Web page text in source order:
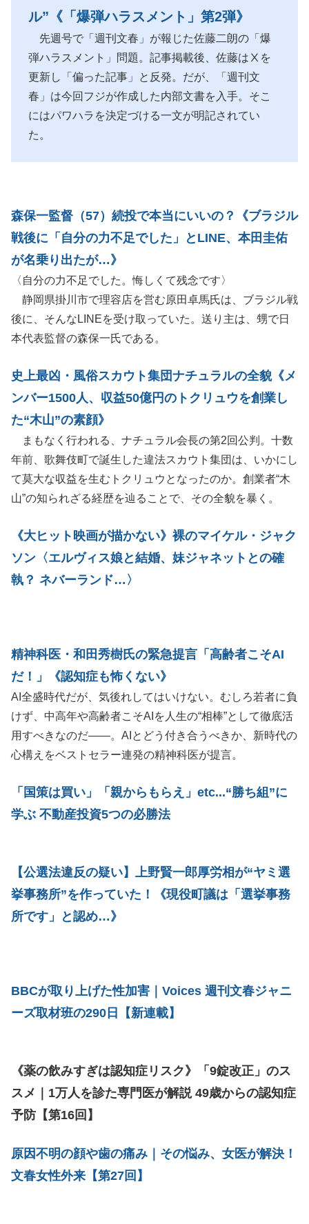
ル”《「爆弾ハラスメント」第2弾》
先週号で「週刊文春」が報じた佐藤二朗の「爆
弾ハラスメント」問題。記事掲載後、佐藤はⅩを
更新し「偏った記事」と反発。だが、「週刊文
春」は今回フジが作成した内部文書を入手。そこ
にはパワハラを決定づける一文が明記されてい
た。
森保一監督（57）続投で本当にいいの？《ブラジル
戦後に「自分の力不足でした」とLINE、本田圭佑
が名乗り出たが…》
〈自分の力不足でした。悔しくて残念です〉
静岡県掛川市で理容店を営む原田卓馬氏は、ブラジル戦
後に、そんなLINEを受け取っていた。送り主は、甥で日
本代表監督の森保一氏である。
史上最凶・風俗スカウト集団ナチュラルの全貌《メ
ンバー1500人、収益50億円のトクリュウを創業し
た“木山”の素顔》
まもなく行われる、ナチュラル会長の第2回公判。十数
年前、歌舞伎町で誕生した違法スカウト集団は、いかにし
て莫大な収益を生むトクリュウとなったのか。創業者“木
山”の知られざる経歴を辿ることで、その全貌を暴く。
《大ヒット映画が描かない》裸のマイケル・ジャク
ソン〈エルヴィス娘と結婚、妹ジャネットとの確
執？ ネバーランド…〉
精神科医・和田秀樹氏の緊急提言「高齢者こそAI
だ！」《認知症も怖くない》
AI全盛時代だが、気後れしてはいけない。むしろ若者に負
けず、中高年や高齢者こそAIを人生の“相棒”として徹底活
用すべきなのだ――。AIとどう付き合うべきか、新時代の
心構えをベストセラー連発の精神科医が提言。
「国策は買い」「親からもらえ」etc...“勝ち組”に
学ぶ 不動産投資5つの必勝法
【公選法違反の疑い】上野賢一郎厚労相が“ヤミ選
挙事務所”を作っていた！《現役町議は「選挙事務
所です」と認め…》
BBCが取り上げた性加害｜Voices 週刊文春ジャニ
ーズ取材班の290日【新連載】
《薬の飲みすぎは認知症リスク》「9錠改正」のス
スメ｜1万人を診た専門医が解説 49歳からの認知症
予防【第16回】
原因不明の顔や歯の痛み｜その悩み、女医が解決！
文春女性外来【第27回】